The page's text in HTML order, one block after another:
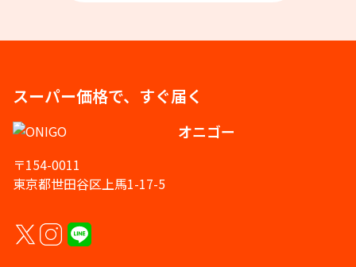
スーパー価格で、すぐ届く
オニゴー
〒154-0011
東京都世田谷区上馬1-17-5